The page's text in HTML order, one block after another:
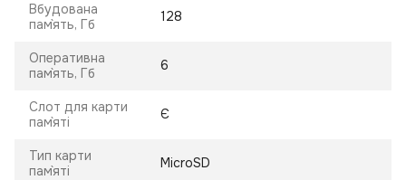
Вбудована
пам`ять, Гб
128
Оперативна
пам`ять, Гб
6
Слот для карти
пам`яті
Є
Тип карти
пам`яті
MicroSD